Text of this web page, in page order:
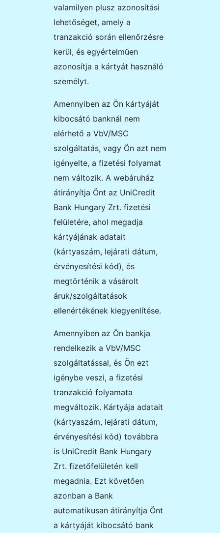
valamilyen plusz azonosítási
lehetőséget, amely a
tranzakció során ellenőrzésre
kerül, és egyértelműen
azonosítja a kártyát használó
személyt.
Amennyiben az Ön kártyáját
kibocsátó banknál nem
elérhető a VbV/MSC
szolgáltatás, vagy Ön azt nem
igényelte, a fizetési folyamat
nem változik. A webáruház
átirányítja Önt az UniCredit
Bank Hungary Zrt. fizetési
felületére, ahol megadja
kártyájának adatait
(kártyaszám, lejárati dátum,
érvényesítési kód), és
megtörténik a vásárolt
áruk/szolgáltatások
ellenértékének kiegyenlítése.
Amennyiben az Ön bankja
rendelkezik a VbV/MSC
szolgáltatással, és Ön ezt
igénybe veszi, a fizetési
tranzakció folyamata
megváltozik. Kártyája adatait
(kártyaszám, lejárati dátum,
érvényesítési kód) továbbra
is UniCredit Bank Hungary
Zrt. fizetőfelületén kell
megadnia. Ezt követően
azonban a Bank
automatikusan átirányítja Önt
a kártyáját kibocsátó bank